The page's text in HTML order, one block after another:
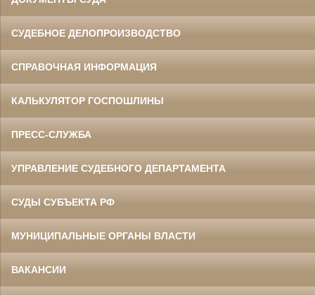
СУДЕБНОЕ ДЕЛОПРОИЗВОДСТВО
СПРАВОЧНАЯ ИНФОРМАЦИЯ
КАЛЬКУЛЯТОР ГОСПОШЛИНЫ
ПРЕСС-СЛУЖБА
УПРАВЛЕНИЕ СУДЕБНОГО ДЕПАРТАМЕНТА
СУДЫ СУБЪЕКТА РФ
МУНИЦИПАЛЬНЫЕ ОРГАНЫ ВЛАСТИ
ВАКАНСИИ